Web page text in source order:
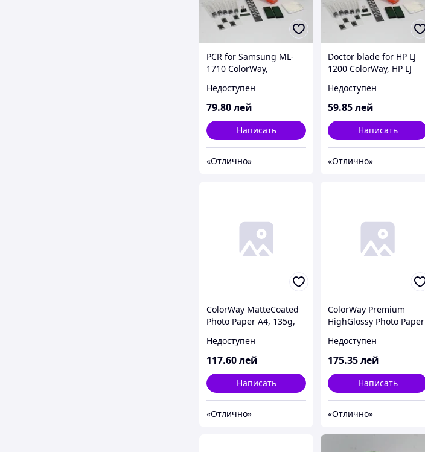
PCR for Samsung ML-
1710 ColorWay,
1710/1740/1750/1510,
PrimaryChargeRoller
Недоступен
79.80лей
Написать
«Отлично»
Doctor blade for HP LJ
1200 ColorWay, HP LJ
00/1220/3300/3330/3380
; Canon L-400/LBP-
/3240/5630/5650/5730/5
7
Недоступен
59.85лей
Написать
«Отлично»
ColorWay MatteCoated
Photo Paper A4, 135g,
Недоступен
117.60лей
Написать
«Отлично»
ColorWay Premium
HighGlossy Photo Paper
(PSG260020A4)
Недоступен
175.35лей
Написать
«Отлично»